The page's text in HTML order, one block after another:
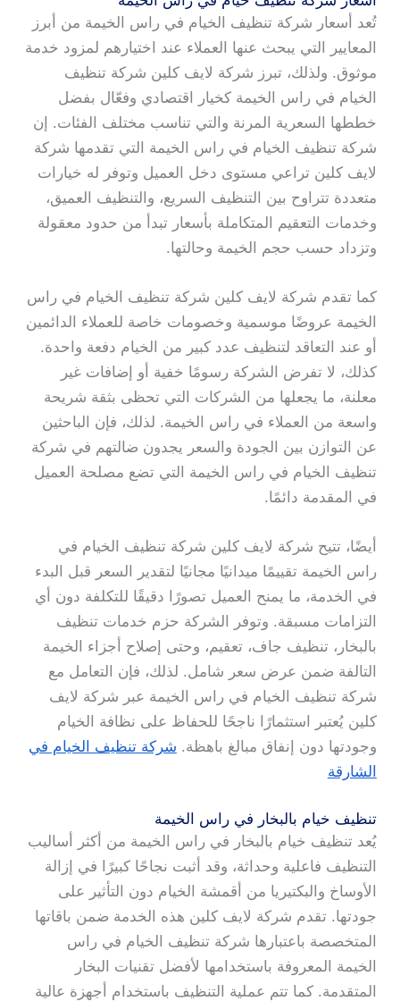
تُعد أسعار شركة تنظيف الخيام في راس الخيمة من أبرز
المعايير التي يبحث عنها العملاء عند اختيارهم لمزود خدمة
موثوق. ولذلك، تبرز شركة لايف كلين شركة تنظيف
الخيام في راس الخيمة كخيار اقتصادي وفعّال بفضل
خططها السعرية المرنة والتي تناسب مختلف الفئات. إن
شركة تنظيف الخيام في راس الخيمة التي تقدمها شركة
لايف كلين تراعي مستوى دخل العميل وتوفر له خيارات
متعددة تتراوح بين التنظيف السريع، والتنظيف العميق،
وخدمات التعقيم المتكاملة بأسعار تبدأ من حدود معقولة
وتزداد حسب حجم الخيمة وحالتها.
كما تقدم شركة لايف كلين شركة تنظيف الخيام في راس
الخيمة عروضًا موسمية وخصومات خاصة للعملاء الدائمين
أو عند التعاقد لتنظيف عدد كبير من الخيام دفعة واحدة.
كذلك، لا تفرض الشركة رسومًا خفية أو إضافات غير
معلنة، ما يجعلها من الشركات التي تحظى بثقة شريحة
واسعة من العملاء في راس الخيمة. لذلك، فإن الباحثين
عن التوازن بين الجودة والسعر يجدون ضالتهم في شركة
تنظيف الخيام في راس الخيمة التي تضع مصلحة العميل
في المقدمة دائمًا.
أيضًا، تتيح شركة لايف كلين شركة تنظيف الخيام في
راس الخيمة تقييمًا ميدانيًا مجانيًا لتقدير السعر قبل البدء
في الخدمة، ما يمنح العميل تصورًا دقيقًا للتكلفة دون أي
التزامات مسبقة. وتوفر الشركة حزم خدمات تنظيف
بالبخار، تنظيف جاف، تعقيم، وحتى إصلاح أجزاء الخيمة
التالفة ضمن عرض سعر شامل. لذلك، فإن التعامل مع
شركة تنظيف الخيام في راس الخيمة عبر شركة لايف
كلين يُعتبر استثمارًا ناجحًا للحفاظ على نظافة الخيام
وجودتها دون إنفاق مبالغ باهظة. شركة تنظيف الخيام في
الشارقة
تنظيف خيام بالبخار في راس الخيمة
يُعد تنظيف خيام بالبخار في راس الخيمة من أكثر أساليب
التنظيف فاعلية وحداثة، وقد أثبت نجاحًا كبيرًا في إزالة
الأوساخ والبكتيريا من أقمشة الخيام دون التأثير على
جودتها. تقدم شركة لايف كلين هذه الخدمة ضمن باقاتها
المتخصصة باعتبارها شركة تنظيف الخيام في راس
الخيمة المعروفة باستخدامها لأفضل تقنيات البخار
المتقدمة. كما تتم عملية التنظيف باستخدام أجهزة عالية